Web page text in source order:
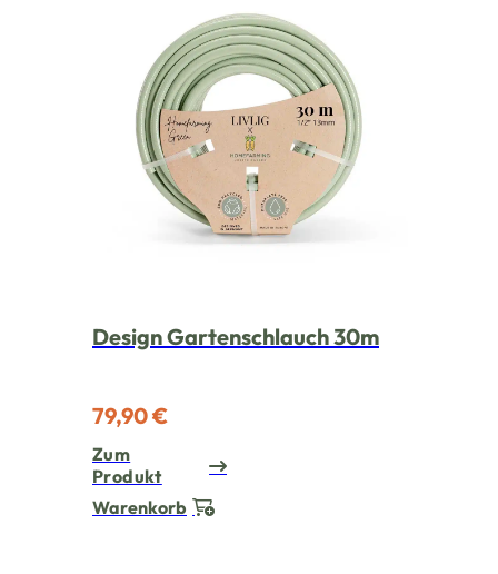
Design Gartenschlauch 30m
79,90 €
Zum
Produkt
Warenkorb